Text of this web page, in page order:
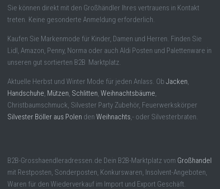
Sie können direkt mit den Großhändler Ihres vertrauens in Kontakt
treten. Keine gesonderte Anmeldung erforderlich.
Kaufen Sie Markenmode für Kinder, Damen und Herren. Finden Sie
Lidl, Amazon, Penny, Norma oder auch Aldi Posten und Palettenware in
unseren gut sortierten B2B Marktplatz.
Aktuelle Herbst und Winter Mode für jeden Anlass. Ob Jacken,
Handschuhe, Mützen, Schlitten, Weihnachtsbäume,
Christbaumschmuck, Silvester Party Zubehör, Feuerwerkskörper
Silvester Böller aus Polen den Weihnachts,- oder Silvesterbraten.
B2B-Grosshaendleradressen.de Dein B2B-Marktplatz vom Großhandel
mit Restposten, Sonderposten, Konkurswaren, Insolvent-Angeboten,
Waren für den Wiederverkauf im Import und Export Geschäft.